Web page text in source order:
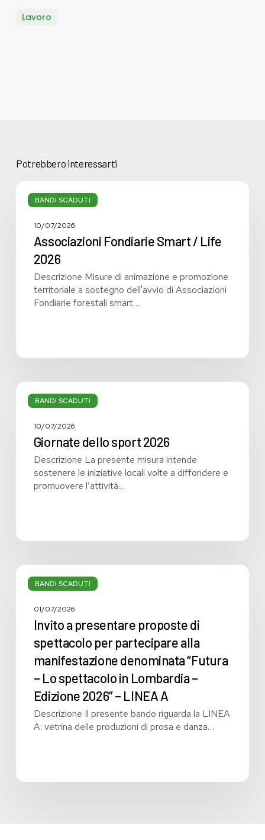
Lavoro
Potrebbero interessarti
BANDI SCADUTI
Fondiarie
2026
10/07/2026
Associazioni Fondiarie Smart / Life
2026
Descrizione Misure di animazione e promozione
territoriale a sostegno dell'avvio di Associazioni
Fondiarie forestali smart…
BANDI SCADUTI
Giornate
dello
202610/07/2026
Giornate dello sport 2026
Descrizione La presente misura intende
sostenere le iniziative locali volte a diffondere e
promuovere l’attività…
BANDI SCADUTI
Invito
proposte
partecipare
manifestazione
denominata
“Futura
Lombardia
01/07/2026
Invito a presentare proposte di
spettacolo per partecipare alla
manifestazione denominata “Futura
– Lo spettacolo in Lombardia –
Edizione 2026” – LINEA A
Descrizione Il presente bando riguarda la LINEA
A: vetrina delle produzioni di prosa e danza…